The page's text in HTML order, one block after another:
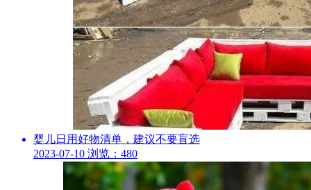
婴儿日用好物清单，建议不要盲选
2023-07-10 浏览：480